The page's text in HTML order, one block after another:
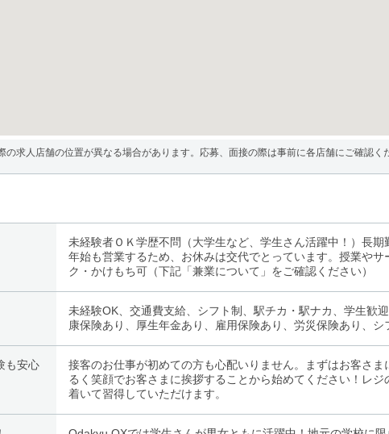
求人店舗の位置が異なる場合があります。応募、面接の際は事前に各店舗にご確認く
未経験者ＯＫ学歴不問（大学生など、学生さん活躍中！）長
年始も営業するため、お休みは交代でとっています。授業や
ク・かけもち可（下記「兼業について」をご確認ください）
未経験OK、交通費支給、シフト制、駅チカ・駅ナカ、学生歓
康保険あり、厚生年金あり、雇用保険あり、労災保険あり、シ
も安心
接客のお仕事が初めての方も心配いりません。まずはお客さ
るく笑顔でお客さまに挨拶することから始めてください！レ
着いて習得していただけます。